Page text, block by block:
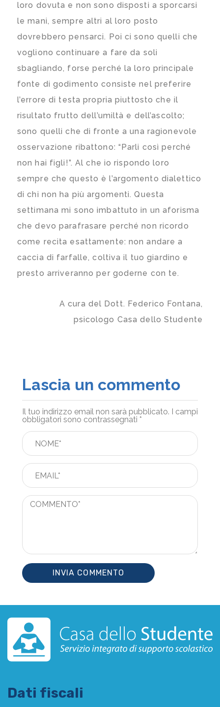
loro dovuta e non sono disposti a sporcarsi
le mani, sempre altri al loro posto
dovrebbero pensarci. Poi ci sono quelli che
vogliono continuare a fare da soli
sbagliando, forse perché la loro principale
fonte di godimento consiste nel preferire
l’errore di testa propria piuttosto che il
risultato frutto dell’umiltà e dell’ascolto;
sono quelli che di fronte a una ragionevole
osservazione ribattono: “Parli così perché
non hai figli!”. Al che io rispondo loro
sempre che questo è l’argomento dialettico
di chi non ha più argomenti. Questa
settimana mi sono imbattuto in un aforisma
che devo parafrasare perché non ricordo
come recita esattamente: non andare a
caccia di farfalle, coltiva il tuo giardino e
presto arriveranno per goderne con te.
A cura del Dott. Federico Fontana,
psicologo Casa dello Studente
Lascia un commento
Il tuo indirizzo email non sarà pubblicato.
I campi
obbligatori sono contrassegnati *
Dati fiscali